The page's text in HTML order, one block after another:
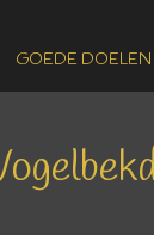
GOEDE DOELEN